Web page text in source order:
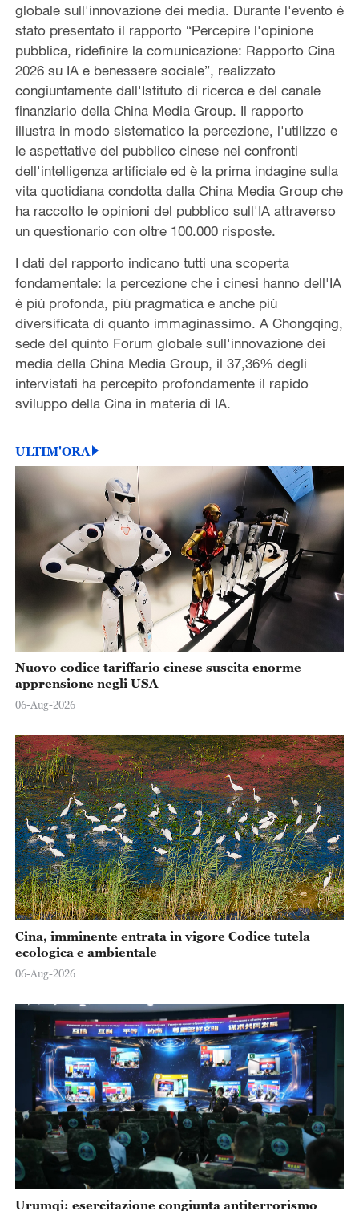
globale sull'innovazione dei media. Durante l'evento è
stato presentato il rapporto “Percepire l'opinione
pubblica, ridefinire la comunicazione: Rapporto Cina
2026 su IA e benessere sociale”, realizzato
congiuntamente dall'Istituto di ricerca e del canale
finanziario della China Media Group. Il rapporto
illustra in modo sistematico la percezione, l'utilizzo e
le aspettative del pubblico cinese nei confronti
dell'intelligenza artificiale ed è la prima indagine sulla
vita quotidiana condotta dalla China Media Group che
ha raccolto le opinioni del pubblico sull'IA attraverso
un questionario con oltre 100.000 risposte.
I dati del rapporto indicano tutti una scoperta
fondamentale: la percezione che i cinesi hanno dell'IA
è più profonda, più pragmatica e anche più
diversificata di quanto immaginassimo. A Chongqing,
sede del quinto Forum globale sull'innovazione dei
media della China Media Group, il 37,36% degli
intervistati ha percepito profondamente il rapido
sviluppo della Cina in materia di IA.
ULTIM'ORA
Nuovo codice tariffario cinese suscita enorme
apprensione negli USA
06-Aug-2026
Cina, imminente entrata in vigore Codice tutela
ecologica e ambientale
06-Aug-2026
Urumqi: esercitazione congiunta antiterrorismo